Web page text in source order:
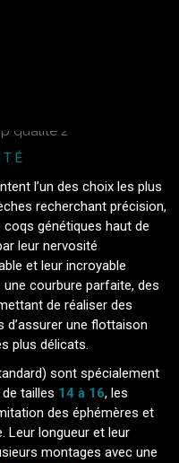
l’un des choix les plus
recherchant précision,
génétiques haut de
leur nervosité
et leur incroyable
courbure parfaite, des
de réaliser des
d’assurer une flottaison
plus délicats.
sont spécialement
tailles 14 à 16, les
des éphémères et
Leur longueur et leur
montages avec une